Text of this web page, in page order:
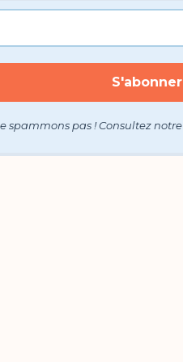
spammons pas ! Consultez notre